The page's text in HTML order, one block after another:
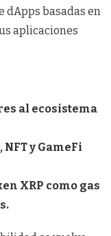
dApps basadas en
aplicaciones
al ecosistema
y GameFi
XRP como gas